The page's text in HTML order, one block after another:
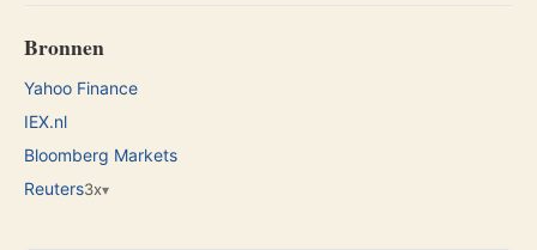
Bronnen
Yahoo Finance
IEX.nl
Bloomberg Markets
Reuters3x▾